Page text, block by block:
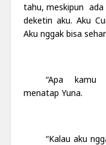
tahu, meskipun ada
deketin aku. Aku
Aku nggak bisa
“Apa kamu
menatap Yuna.
“Kalau aku